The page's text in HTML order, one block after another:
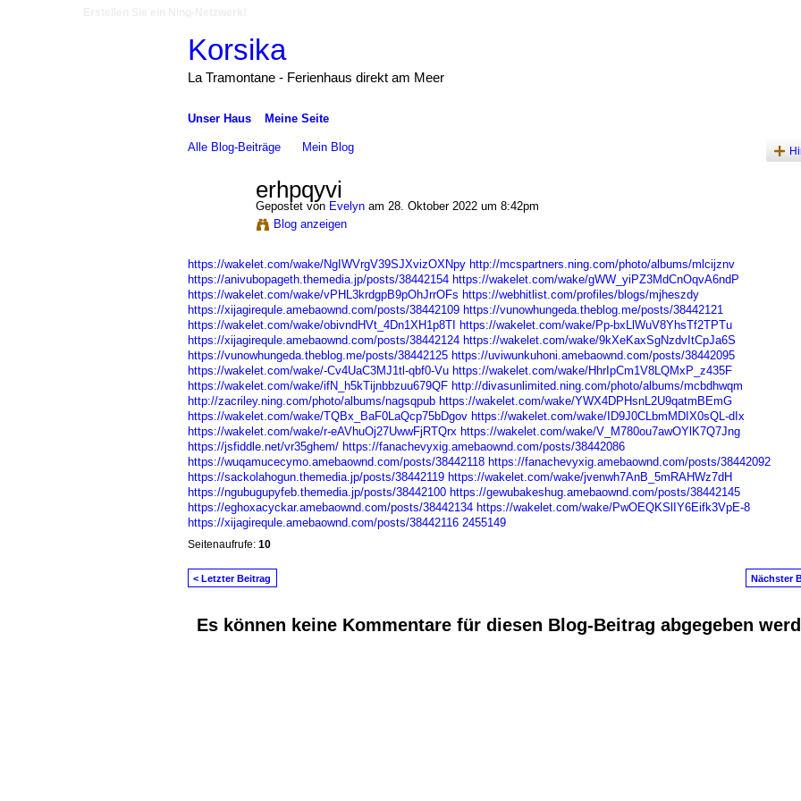
Korsika
La Tramontane - Ferienhaus direkt am Meer
Unser Haus Meine Seite
Alle Blog-Beiträge Mein Blog
erhpqyvi
Gepostet von Evelynam 28. Oktober 2022 um 8:42pm
Blog anzeigen
https://wakelet.com/wake/NgIWVrgV39SJXvizOXNpy http://mcspartners.ning.com/photo/albums/mlcijznv
https://anivubopageth.themedia.jp/posts/38442154 https://wakelet.com/wake/gWW_yiPZ3MdCnOqvA6ndP
https://wakelet.com/wake/vPHL3krdgpB9pOhJrrOFs https://webhitlist.com/profiles/blogs/mjheszdy
https://xijagirequle.amebaownd.com/posts/38442109 https://vunowhungeda.theblog.me/posts/38442121
https://wakelet.com/wake/obivndHVt_4Dn1XH1p8TI
https://wakelet.com/wake/Pp-bxLlWuV8YhsTf2TPTu
https://xijagirequle.amebaownd.com/posts/38442124 https://wakelet.com/wake/9kXeKaxSgNzdvItCpJa6S
https://vunowhungeda.theblog.me/posts/38442125 https://uviwunkuhoni.amebaownd.com/posts/38442095
https://wakelet.com/wake/-Cv4UaC3MJ1tl-qbf0-Vu https://wakelet.com/wake/HhrIpCm1V8LQMxP_z435F
https://wakelet.com/wake/ifN_h5kTijnbbzuu679QF http://divasunlimited.ning.com/photo/albums/mcbdhwqm
http://zacriley.ning.com/photo/albums/nagsqpub https://wakelet.com/wake/YWX4DPHsnL2U9qatmBEmG
https://wakelet.com/wake/TQBx_BaF0LaQcp75bDgov https://wakelet.com/wake/ID9J0CLbmMDIX0sQL-dIx
https://wakelet.com/wake/r-eAVhuOj27UwwFjRTQrx https://wakelet.com/wake/V_M780ou7awOYlK7Q7Jng
https://jsfiddle.net/vr35ghem/ https://fanachevyxig.amebaownd.com/posts/38442086
https://wuqamucecymo.amebaownd.com/posts/38442118 https://fanachevyxig.amebaownd.com/posts/38442092
https://sackolahogun.themedia.jp/posts/38442119 https://wakelet.com/wake/jvenwh7AnB_5mRAHWz7dH
https://ngubugupyfeb.themedia.jp/posts/38442100 https://gewubakeshug.amebaownd.com/posts/38442145
https://eghoxacyckar.amebaownd.com/posts/38442134 https://wakelet.com/wake/PwOEQKSlIY6Eifk3VpE-8
https://xijagirequle.amebaownd.com/posts/38442116 2455149
Seitenaufrufe: 10
< Letzter Beitrag Nächster
Es können keine Kommentare für diesen Blog-Beitrag abgegeben